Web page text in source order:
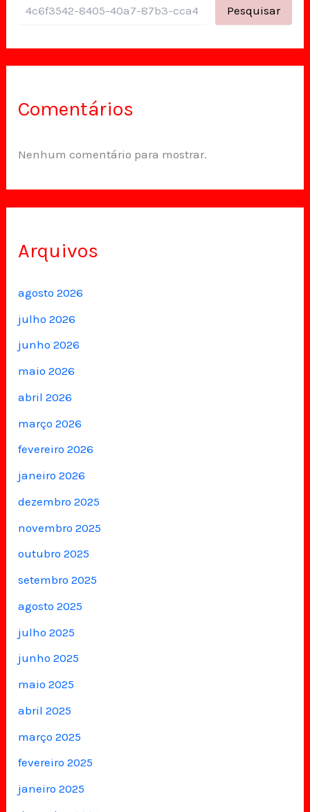
Pesquisar
Comentários
Nenhum comentário para mostrar.
Arquivos
agosto 2026
julho 2026
junho 2026
maio 2026
abril 2026
março 2026
fevereiro 2026
janeiro 2026
dezembro 2025
novembro 2025
outubro 2025
setembro 2025
agosto 2025
julho 2025
junho 2025
maio 2025
abril 2025
março 2025
fevereiro 2025
janeiro 2025